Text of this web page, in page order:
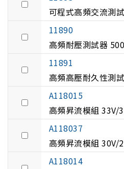
可程式高頻交流測
11890
高頻耐壓測試器
11891
高頻高壓耐久性測
A118015
高頻昇流模組 33V/
A118037
高頻昇流模組 30V/
A118014